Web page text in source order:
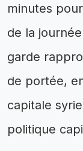
minutes
de la
garde
de portée,
capitale
politique